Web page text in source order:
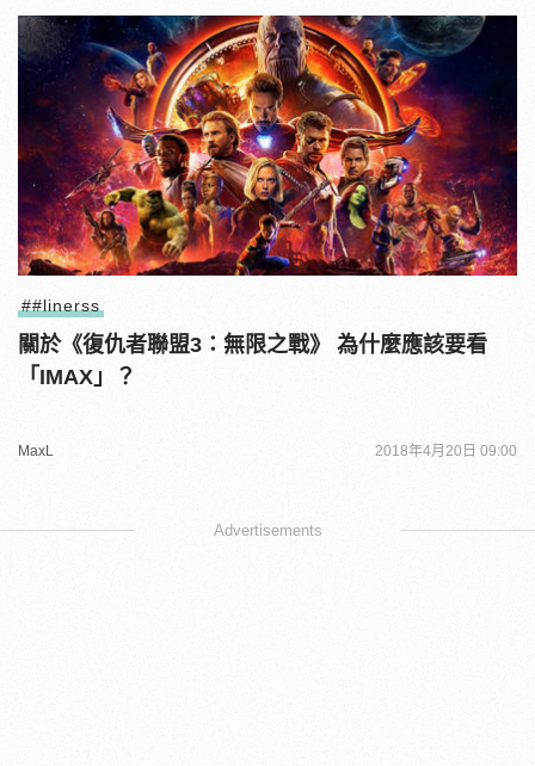
##linerss
關於《復仇者聯盟3：無限之戰》 為什麼應該要看
「IMAX」？
MaxL 2018年4月20日 09:00
Advertisements